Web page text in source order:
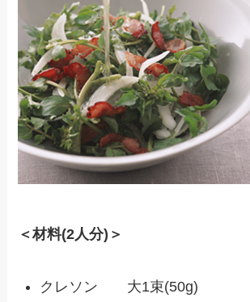
＜材料(2人分)＞
クレソン 大1束(50g)